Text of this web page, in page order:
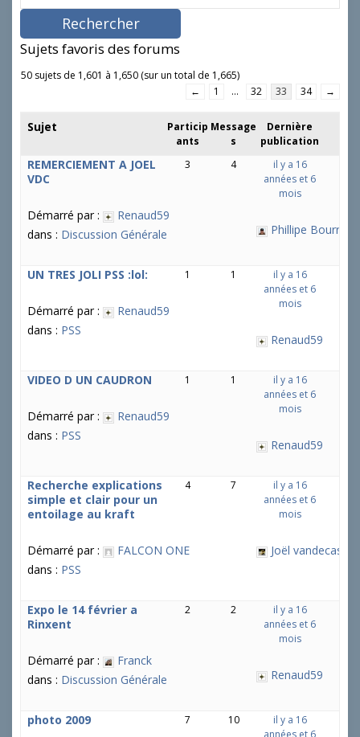
e
h
e
r
Sujets favoris des forums
50 sujets de 1,601 à 1,650 (sur un total de 1,665)
←
1 … 32 33 34 →
Sujet
Particip
ants
Message
s
Dernière
publication
REMERCIEMENT A JOEL
VDC
Démarré par :
Renaud59
dans : Discussion Générale
3 4
il y a 16
années et 6
mois
Phillipe Bourrier
UN TRES JOLI PSS :lol:
Démarré par :
Renaud59
dans : PSS
1 1
il y a 16
années et 6
mois
Renaud59
VIDEO D UN CAUDRON
Démarré par :
Renaud59
dans : PSS
1 1
il y a 16
années et 6
mois
Renaud59
Recherche explications
simple et clair pour un
entoilage au kraft
Démarré par :
FALCON ONE
dans : PSS
4 7
il y a 16
années et 6
mois
Joël
Expo le 14 février a
Rinxent
Démarré par :
Franck
dans : Discussion Générale
2 2
il y a 16
années et 6
mois
Renaud59
photo 2009 7 10
il y a 16